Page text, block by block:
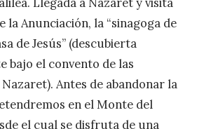
Llegada a Nazaret y visita
la Anunciación, la “sinagoga de
de Jesús” (descubierta
bajo el convento de las
Antes de abandonar la
en el Monte del
el cual se disfruta de una